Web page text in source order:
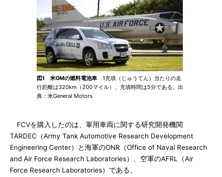
図1 米GMの燃料電池車 1充填（じゅうてん）当たりの走
行距離は320km（200マイル）、充填時間は5分である。出
典：米General Motors
FCVを購入したのは、軍用車両に関する研究開発機関
TARDEC（Army Tank Automotive Research Development
Engineering Center）と海軍のONR（Office of Naval Research
and Air Force Research Laboratories）、空軍のAFRL（Air
Force Research Laboratories）である。